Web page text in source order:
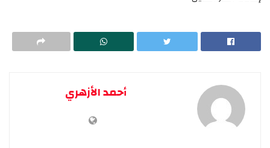
أحمد الأزهري